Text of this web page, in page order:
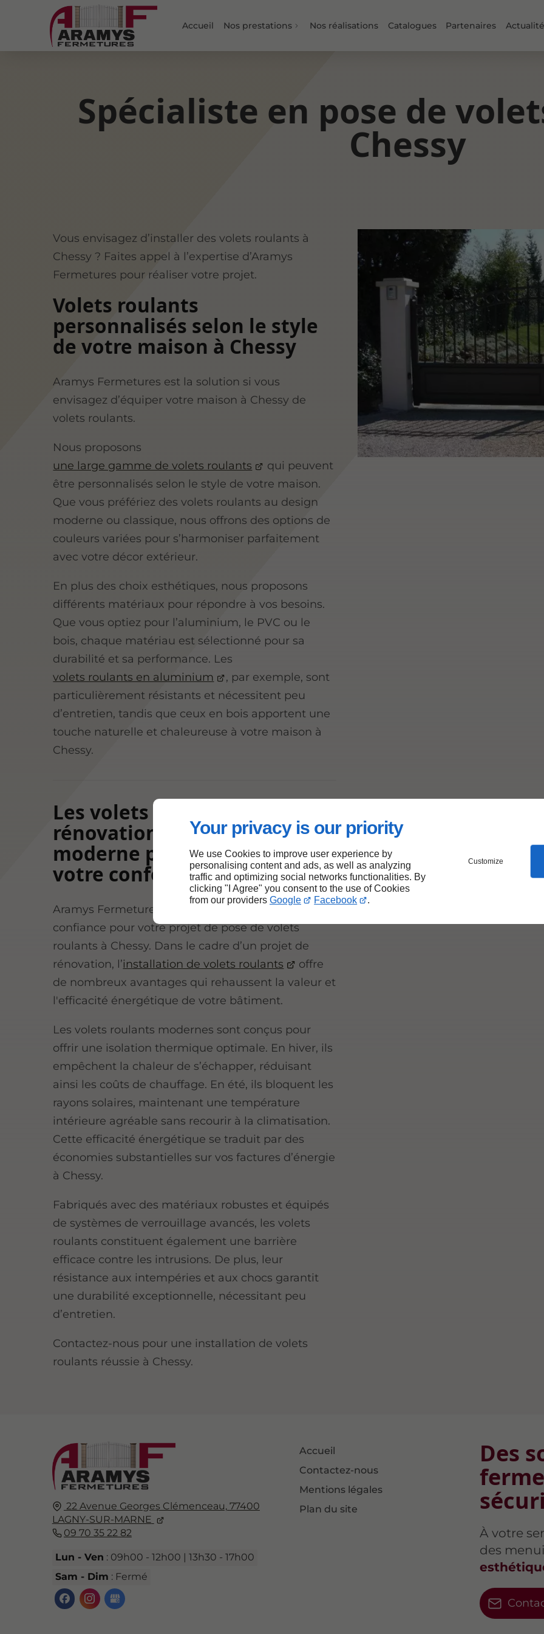
Your privacy is our priority
We use Cookies to improve user experience by
personalising content and ads, as well as analyzing
traffic and optimizing social networks functionalities. By
clicking "I Agree" you consent to the use of Cookies
from our providers Google Facebook .
Customize
Accueil Nos prestations Nos réalisations Catalogues Partenaires
Spécialiste en pose de
Chessy
Vous envisagez d’installer des volets roulants à
Chessy ? Faites appel à l’expertise d’Aramys
Fermetures pour réaliser votre projet.
Volets roulants
personnalisés selon le style
de votre maison à Chessy
Aramys Fermetures est la solution si vous
envisagez d’équiper votre maison à Chessy de
volets roulants.
Nous proposons
une large gamme de volets roulants
qui peuvent
être personnalisés selon le style de votre maison.
Que vous préfériez des volets roulants au design
moderne ou classique, nous offrons des options de
couleurs variées pour s’harmoniser parfaitement
avec votre décor extérieur.
En plus des choix esthétiques, nous proposons
différents matériaux pour répondre à vos besoins.
Que vous optiez pour l’aluminium, le PVC ou le
bois, chaque matériau est sélectionné pour sa
durabilité et sa performance. Les
volets roulants en aluminium
, par exemple, sont
particulièrement résistants et nécessitent peu
d’entretien, tandis que ceux en bois apportent une
touche naturelle et chaleureuse à votre maison à
Chessy.
Les volets roulants en
rénovation : une solution
moderne pour améliorer
votre confort à Chessy
Aramys Fermetures est votre partenaire de
confiance pour votre projet de pose de volets
roulants à Chessy. Dans le cadre d’un projet de
rénovation, l’installation de volets roulants
offre
de nombreux avantages qui rehaussent la valeur et
l'efficacité énergétique de votre bâtiment.
Les volets roulants modernes sont conçus pour
offrir une isolation thermique optimale. En hiver, ils
empêchent la chaleur de s’échapper, réduisant
ainsi les coûts de chauffage. En été, ils bloquent les
rayons solaires, maintenant une température
intérieure agréable sans recourir à la climatisation.
Cette efficacité énergétique se traduit par des
économies substantielles sur vos factures d’énergie
à Chessy.
Fabriqués avec des matériaux robustes et équipés
de systèmes de verrouillage avancés, les volets
roulants constituent également une barrière
efficace contre les intrusions. De plus, leur
résistance aux intempéries et aux chocs garantit
une durabilité exceptionnelle, nécessitant peu
d’entretien.
Contactez-nous pour une installation de volets
roulants réussie à Chessy.
22 Avenue Georges Clémenceau, 77400
LAGNY-SUR-MARNE
09 70 35 22 82
Lun - Ven : 09h00 - 12h00 | 13h30 - 17h00
Sam - Dim : Fermé
Accueil
Contactez-nous
Mentions légales
Plan du site
Des
À votre
des